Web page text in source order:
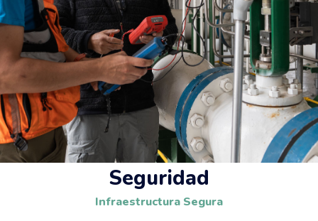
Seguridad
Infraestructura Segura